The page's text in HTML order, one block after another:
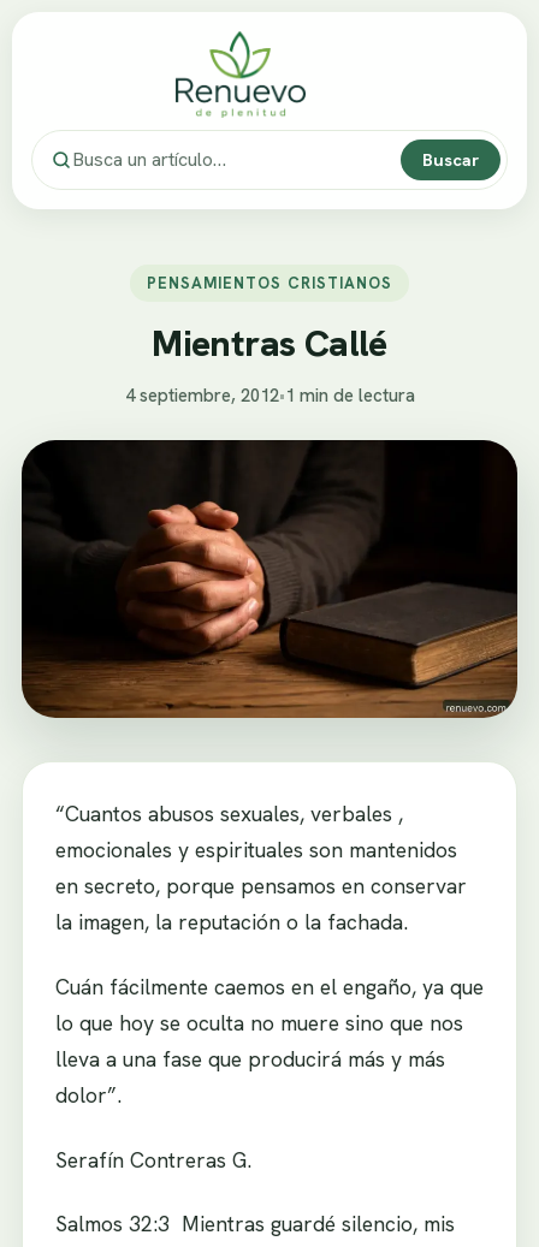
Buscar
PENSAMIENTOS CRISTIANOS
Mientras Callé
4 septiembre, 2012•1 min de lectura
“Cuantos abusos sexuales, verbales ,
emocionales y espirituales son mantenidos
en secreto, porque pensamos en conservar
la imagen, la reputación o la fachada.
Cuán fácilmente caemos en el engaño, ya que
lo que hoy se oculta no muere sino que nos
lleva a una fase que producirá más y más
dolor”.
Serafín Contreras G.
Salmos 32:3 Mientras guardé silencio, mis